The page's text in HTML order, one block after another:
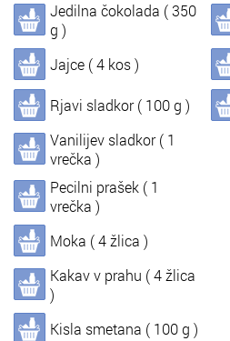
In Informacije o nas
Jedilna čokolada ( 350
g )
Jajce ( 4 kos )
Rjavi sladkor ( 100 g )
Vanilijev sladkor ( 1
vrečka )
Pecilni prašek ( 1
vrečka )
Moka ( 4 žlica )
Kakav v prahu ( 4 žlica
)
Kisla smetana ( 100 g )